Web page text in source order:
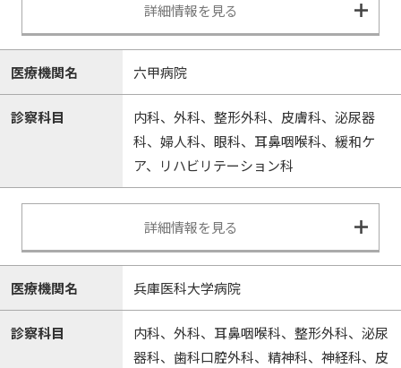
詳細情報を見る
医療機関名 六甲病院
診察科目
内科、外科、整形外科、皮膚科、泌尿器
科、婦人科、眼科、耳鼻咽喉科、緩和ケ
ア、リハビリテーション科
詳細情報を見る
医療機関名 兵庫医科大学病院
診察科目
内科、外科、耳鼻咽喉科、整形外科、泌尿
器科、歯科口腔外科、精神科、神経科、皮